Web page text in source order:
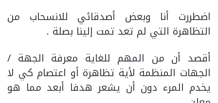
اضطررت أنا وبعض أصدقائي للانسحاب من
التظاهرة التي لم تعد تمت إلينا بصلة .
أقصد أن من المهم للغاية معرفة الجهة /
الجهات المنظمة لأية تظاهرة أو اعتصام كي لا
يخدم المرء دون أن يشعر هدفا أبعد مما هو